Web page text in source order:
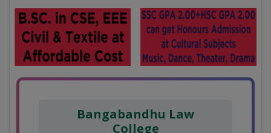
Bangabandhu Law
College